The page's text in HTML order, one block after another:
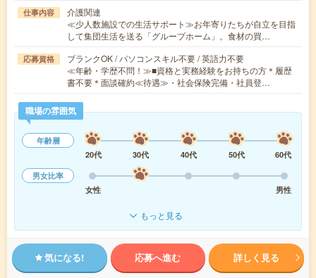
仕事内容
介護関連
≪少人数施設での生活サポート≫お年寄りたちが自立を目指
して集団生活を送る「グループホーム」。食材の買…
応募資格
ブランクOK / パソコンスキル不要 / 英語力不要
≪年齢・学歴不問！≫■資格と実務経験をお持ちの方＊履歴
書不要＊面談確約≪待遇≫・社会保険完備・社員登…
職場の雰囲気
年齢層
20代
30代 40代 50代
60代
男女比率
女性
男性
もっと見る
気になる! 応募へ進む 詳しく見る